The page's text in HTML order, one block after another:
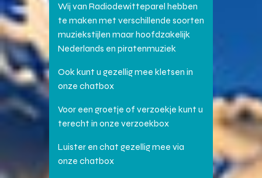
Wij van Radiodewitteparel hebben
te maken met verschillende soorten
muziekstijlen maar hoofdzakelijk
Nederlands en piratenmuziek
Ook kunt u gezellig mee kletsen in
onze chatbox
Voor een groetje of verzoekje kunt u
terecht in onze verzoekbox
Luister en chat gezellig mee via
onze chatbox